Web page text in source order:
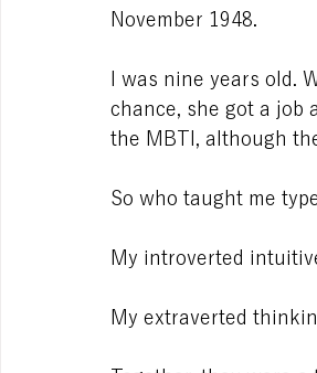
November 1948.
I was nine years old.
chance, she got a job
the MBTI, although
So who taught me
My introverted
My extraverted